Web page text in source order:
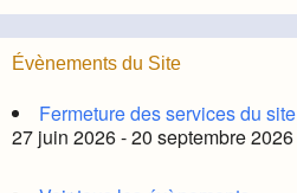
Évènements du Site
Fermeture des services du site
27 juin 2026 - 20 septembre 2026